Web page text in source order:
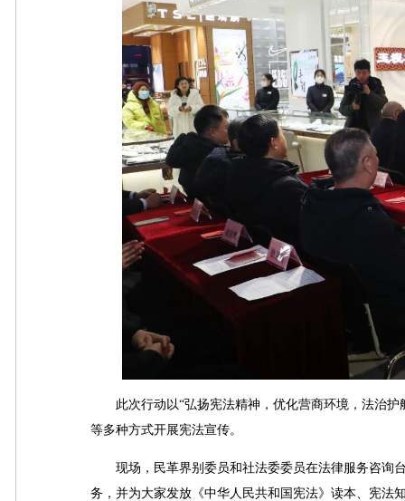
此次行动以“弘扬宪法精神，优化营商环境，法治护
等多种方式开展宪法宣传。
现场，民革界别委员和社法委委员在法律服务咨询
务，并为大家发放《中华人民共和国宪法》读本、宪法